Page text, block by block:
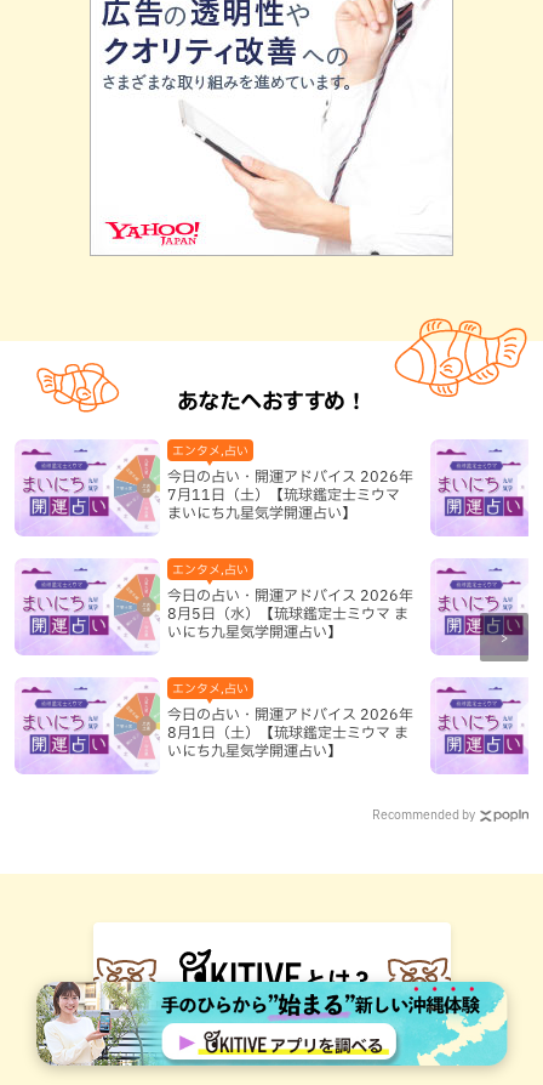
あなたへおすすめ！
今日の占い・開運アドバイス 2026年
7月11日（土）【琉球鑑定士ミウマ
まいにち九星気学開運占い】
エンタメ,占い
今日の占い・開運アドバイス 2026年
8月5日（水）【琉球鑑定士ミウマ ま
いにち九星気学開運占い】
エンタメ,占い
今日の占い・開運アドバイス 2026年
8月1日（土）【琉球鑑定士ミウマ ま
いにち九星気学開運占い】
エンタメ,占い
Recommended by